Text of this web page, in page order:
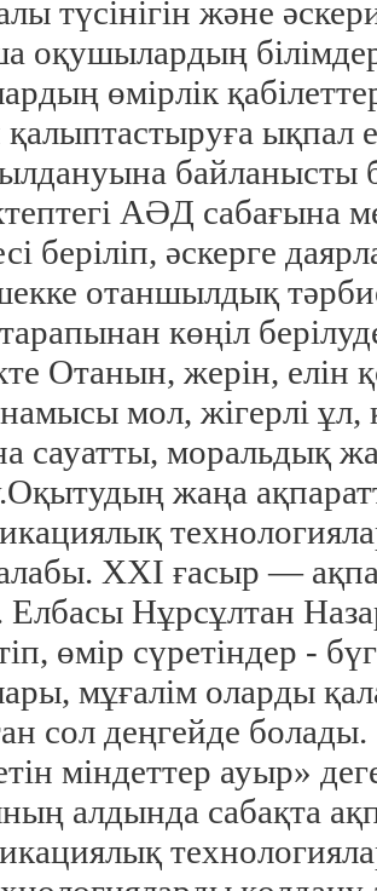
түсінігін және
оқушылардың
өмірлік
ықпал
байланысты
АӘД сабағына
беріліп, әскерге
отаншылдық
көңіл
Отанын, жерін, елін
мол, жігерлі ұл,
сауатты, моральдық
Оқытудың жаңа
ХХІ ғасыр —
Елбасы Нұрсұлтан
өмір сүретіндер -
мұғалім оларды
сол деңгейде
міндеттер ауыр»
алдында сабақта